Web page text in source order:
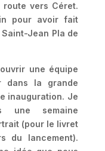
vers Céret.
pour avoir fait
Jean Pla de
une équipe
dans la grande
inauguration. Je
une semaine
(pour le livret
du lancement).